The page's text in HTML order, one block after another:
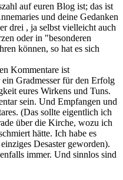
auf euren Blog ist; das ist
und deine Gedanken
drei , ja selbst vielleicht auch
oder in "besonderen
können, so hat es sich
Kommentare ist
Gradmesser für den Erfolg
eures Wirkens und Tuns.
sein. Und Empfangen und
(Das sollte eigentlich ich
über die Kirche, wozu ich
hätte. Ich habe es
Desaster geworden).
immer. Und sinnlos sind